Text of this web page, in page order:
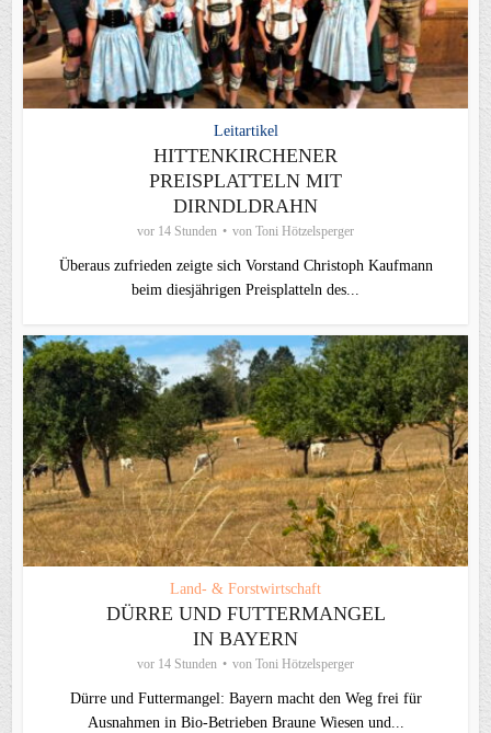
Leitartikel
HITTENKIRCHENER
PREISPLATTELN MIT
DIRNDLDRAHN
vor 14 Stunden von Toni Hötzelsperger
Überaus zufrieden zeigte sich Vorstand Christoph Kaufmann
beim diesjährigen Preisplatteln des...
Land- & Forstwirtschaft
DÜRRE UND FUTTERMANGEL
IN BAYERN
vor 14 Stunden von Toni Hötzelsperger
Dürre und Futtermangel: Bayern macht den Weg frei für
Ausnahmen in Bio-Betrieben Braune Wiesen und...